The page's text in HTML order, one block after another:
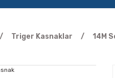
Triger Kasnaklar 14M